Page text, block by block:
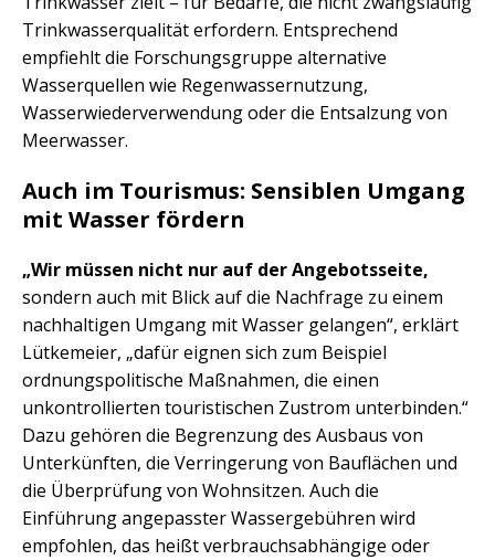
Trinkwasserqualität erfordern. Entsprechend
empfiehlt die Forschungsgruppe alternative
Wasserquellen wie Regenwassernutzung,
Wasserwiederverwendung oder die Entsalzung von
Meerwasser.
Auch im Tourismus: Sensiblen Umgang
mit Wasser fördern
„Wir müssen nicht nur auf der Angebotsseite,
sondern auch mit Blick auf die Nachfrage zu einem
nachhaltigen Umgang mit Wasser gelangen“, erklärt
Lütkemeier, „dafür eignen sich zum Beispiel
ordnungspolitische Maßnahmen, die einen
unkontrollierten touristischen Zustrom unterbinden.“
Dazu gehören die Begrenzung des Ausbaus von
Unterkünften, die Verringerung von Bauflächen und
die Überprüfung von Wohnsitzen. Auch die
Einführung angepasster Wassergebühren wird
empfohlen, das heißt verbrauchsabhängige oder